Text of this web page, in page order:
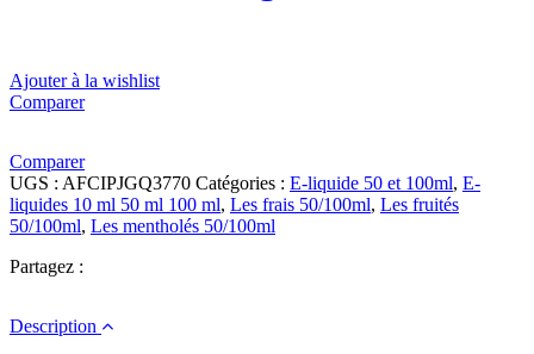
Ajouter à la wishlist
Comparer
Comparer
UGS : AFCIPJGQ3770 Catégories : E-liquide 50 et 100ml, E-
liquides 10 ml 50 ml 100 ml, Les frais 50/100ml, Les fruités
50/100ml, Les mentholés 50/100ml
Partagez :
Description